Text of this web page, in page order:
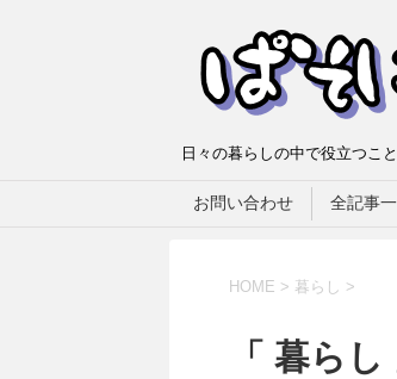
日々の暮らしの中で役立つこ
お問い合わせ 全記事
HOME > 暮らし >
「 暮ら